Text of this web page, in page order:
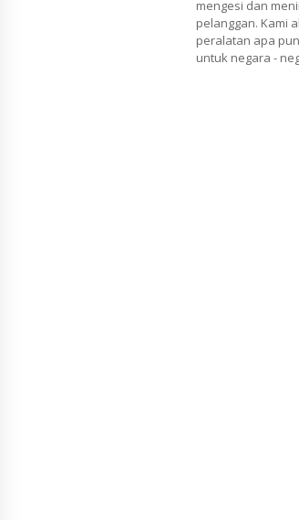
mengesi dan
pelanggan. Kami
peralatan apa
untuk negara -